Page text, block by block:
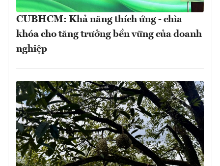
CUBHCM: Khả năng thích ứng - chìa
khóa cho tăng trưởng bền vững của doanh
nghiệp